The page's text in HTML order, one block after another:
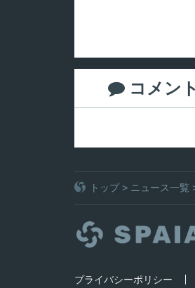
 コメント
トップ> ニュース一覧
プライバシーポリシー